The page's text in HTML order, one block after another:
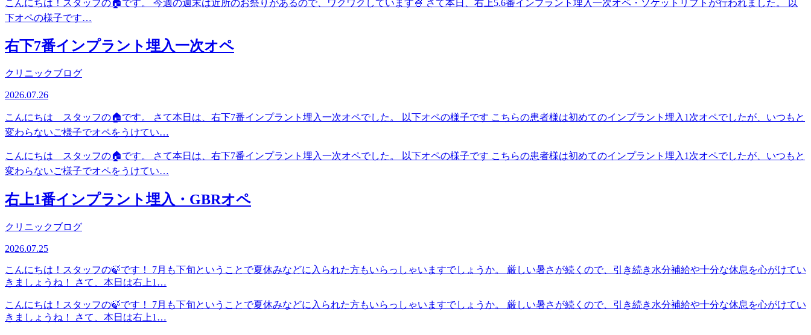
こんにちは！スタッフの🏠です。 今週の週末は近所のお祭りがあるので、ワクワクしています🍧 さて本日、右上5.6番インプラント埋入一次オペ・ソケットリフトが行われました。 以
下オペの様子です…
右下7番インプラント埋入一次オペ
クリニックブログ
2026.07.26
こんにちは スタッフの🏠です。 さて本日は、右下7番インプラント埋入一次オペでした。 以下オペの様子です こちらの患者様は初めてのインプラント埋入1次オペでしたが、いつもと
変わらないご様子でオペをうけてい…
こんにちは スタッフの🏠です。 さて本日は、右下7番インプラント埋入一次オペでした。 以下オペの様子です こちらの患者様は初めてのインプラント埋入1次オペでしたが、いつもと
変わらないご様子でオペをうけてい…
右上1番インプラント埋入・GBRオペ
クリニックブログ
2026.07.25
こんにちは！スタッフの🍃です！ 7月も下旬ということで夏休みなどに入られた方もいらっしゃいますでしょうか。 厳しい暑さが続くので、引き続き水分補給や十分な休息を心がけてい
きましょうね！ さて、本日は右上1…
こんにちは！スタッフの🍃です！ 7月も下旬ということで夏休みなどに入られた方もいらっしゃいますでしょうか。 厳しい暑さが続くので、引き続き水分補給や十分な休息を心がけてい
きましょうね！ さて、本日は右上1…